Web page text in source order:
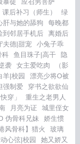
课后补习（师生）
绿
肝与她的舔狗
每晚都
到邻居手机后
离婚后
夫德|甜宠
小兔子乖
科 鱼目珠子|高干
隐
袭 女主爱吃肉
（影
羊|校园
漂亮少将O被
强制爱
穿书之欲欲仙
穿」
重生之老男人
月亮为证
城里侄女
伪骨科兄妹
娇生惯
港风骨科】猎火
玻璃
心弦|校园
她又娇又